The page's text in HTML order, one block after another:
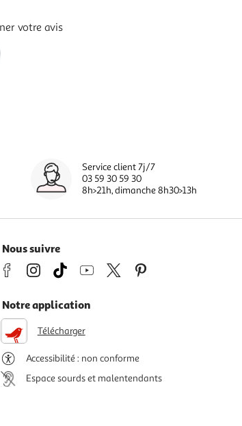
votre avis
Service client 7j/7
03 59 30 59 30
8h>21h, dimanche 8h30>13h
Nous suivre
Notre application
Télécharger
Accessibilité : non conforme
Espace sourds et malentendants